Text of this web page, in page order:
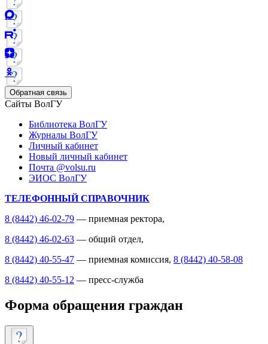
Обратная связь
Сайты ВолГУ
Библиотека ВолГУ
Журналы ВолГУ
Личный кабинет
Новый личный кабинет
Почта @volsu.ru
ЭИОС ВолГУ
ТЕЛЕФОННЫЙ СПРАВОЧНИК
8 (8442) 46-02-79 — приемная ректора,
8 (8442) 46-02-63 — общий отдел,
8 (8442) 40-55-47 — приемная комиссия, 8 (8442) 40-58-08
8 (8442) 40-55-12 — пресс-служба
Форма обращения граждан